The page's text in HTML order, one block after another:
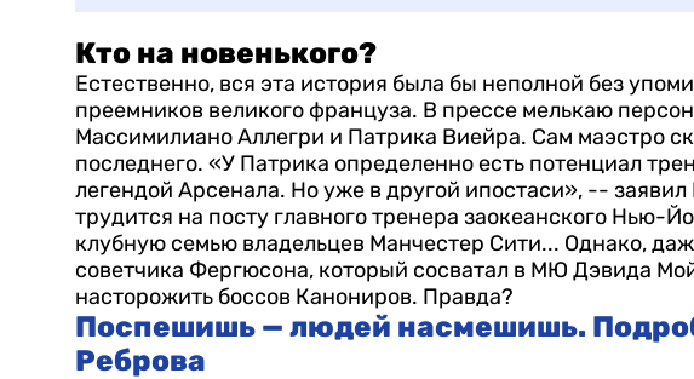
Кто на новенького?
Естественно, вся эта история была бы неполной без
преемников великого француза. В прессе мелькаю
Массимилиано Аллегри и Патрика Виейра. Сам маэстро
последнего. «У Патрика определенно есть потенциал
легендой Арсенала. Но уже в другой ипостаси», -- заявил
трудится на посту главного тренера заокеанского Нью-
клубную семью владельцев Манчестер Сити... Однако,
советчика Фергюсона, который сосватал в МЮ Дэвида
насторожить боссов Канониров. Правда?
Поспешишь — людей насмешишь.
Реброва